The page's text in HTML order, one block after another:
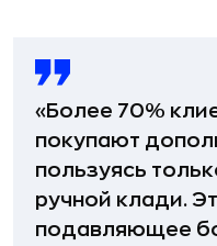
«Более 70%
покупают
пользуясь
ручной клади.
подавляющее